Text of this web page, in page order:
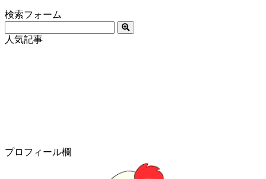
検索フォーム
人気記事
プロフィール欄